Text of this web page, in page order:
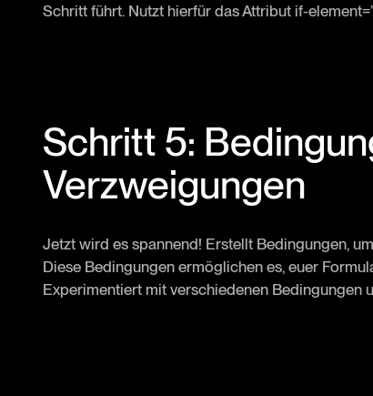
Schritt führt. Nutzt hierfür das Attribut if-
Schritt 5:
Verzweigungen
Jetzt wird es spannend! Erstellt Bedingungen,
Diese Bedingungen ermöglichen es, euer
Experimentiert mit verschiedenen Bedingungen